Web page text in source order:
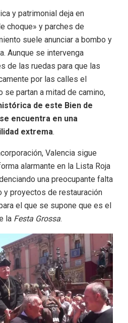
y patrimonial deja en
choque» y parches de
suele anunciar a bombo y
Aunque se intervenga
de las ruedas para que las
por las calles el
se partan a mitad de camino,
de este Bien de
encuentra en una
extrema.
Valencia sigue
alarmante en la Lista Roja
una preocupante falta
y proyectos de restauración
el que se supone que es el
la Festa Grossa.